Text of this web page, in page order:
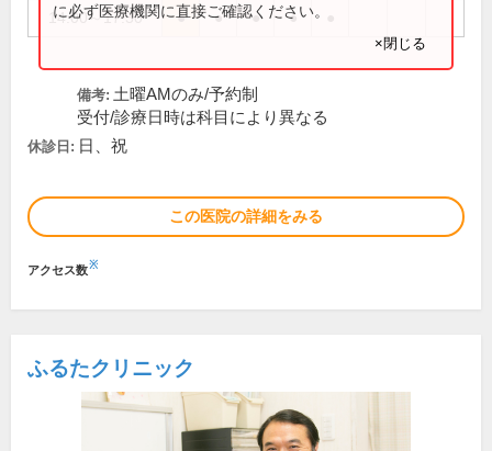
14:00～17:30 ● ● ● ●
に必ず医療機関に直接ご確認ください。
×閉じる
備考: 土曜AMのみ/予約制
受付/診療日時は科目により異なる
休診日: 日、祝
この医院の詳細をみる
アクセス数※
ふるたクリニック